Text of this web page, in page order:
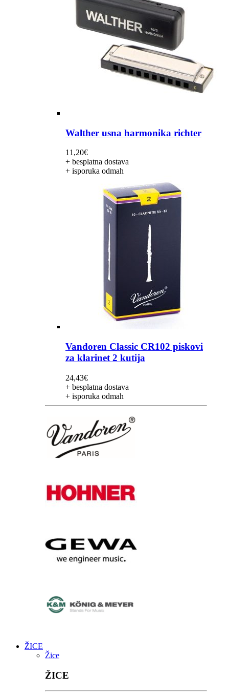
Walther usna harmonika richter
11,20€
+ besplatna dostava
+ isporuka odmah
Vandoren Classic CR102 piskovi
za klarinet 2 kutija
24,43€
+ besplatna dostava
+ isporuka odmah
ŽICE
Žice
ŽICE